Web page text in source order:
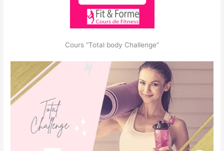
Cours “Total body Challenge”